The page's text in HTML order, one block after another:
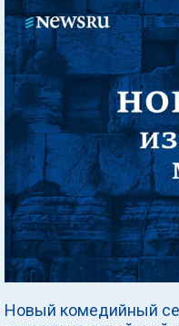
Новый комедийный